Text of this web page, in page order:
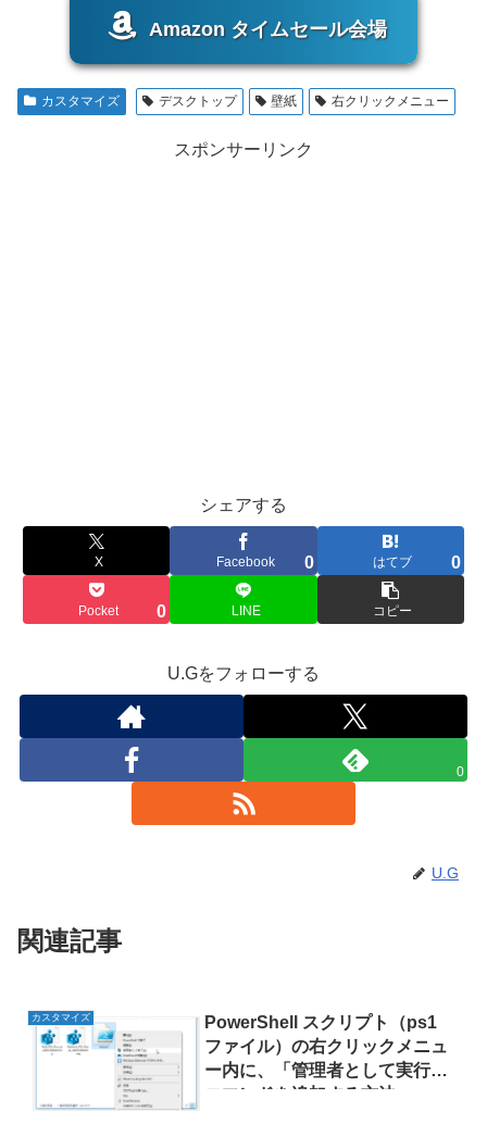
Amazon タイムセール会場
カスタマイズ デスクトップ 壁紙 右クリックメニュー
スポンサーリンク
シェアする
X Facebook 0 はてブ 0
Pocket 0 LINE コピー
U.Gをフォローする
0
U.G
関連記事
カスタマイズ
PowerShell スクリプト（ps1
ファイル）の右クリックメニュ
ー内に、「管理者として実行」
コマンドを追加する方法